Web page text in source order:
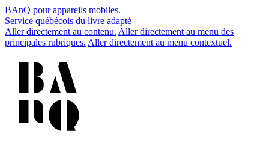
BAnQ pour appareils mobiles.
Service québécois du livre adapté
Aller directement au contenu. Aller directement au menu des
principales rubriques. Aller directement au menu contextuel.